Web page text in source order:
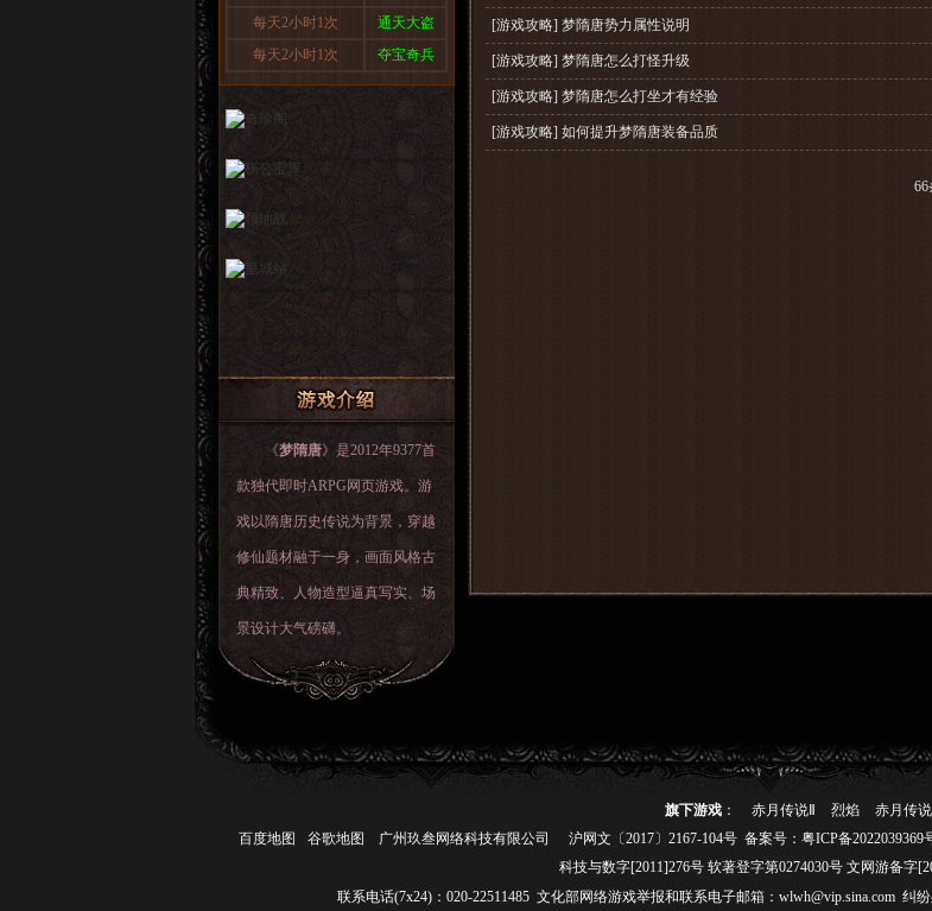
每天2小时1次
通天大盗
每天2小时1次
夺宝奇兵
《梦隋唐》是2012年9377首
款独代即时ARPG网页游戏。游
戏以隋唐历史传说为背景，穿越
修仙题材融于一身，画面风格古
典精致、人物造型逼真写实、场
景设计大气磅礴。
[游戏攻略] 梦隋唐势力属性说明
[游戏攻略] 梦隋唐怎么打怪升级
[游戏攻略] 梦隋唐怎么打坐才有经验
[游戏攻略] 如何提升梦隋唐装备品质
66
旗下游戏： 赤月传说Ⅱ 烈焰
赤月传说
广州玖叁网络科技有限公司
沪网文〔2017〕2167-104号 备案号：粤ICP备2022039369
科技与数字[2011]276号 软著登字第0274030号 文网游备字
联系电话(7x24)：020-22511485 文化部网络游戏举报和联系电子邮箱：wlwh@vip.sina.com 纠
百度地图 谷歌地图